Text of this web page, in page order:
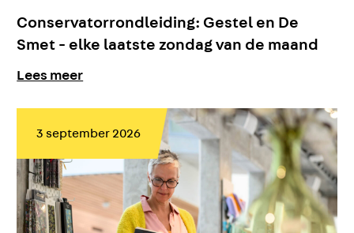
Conservatorrondleiding: Gestel en De
Smet - elke laatste zondag van de maand
Lees meer
3 september 2026